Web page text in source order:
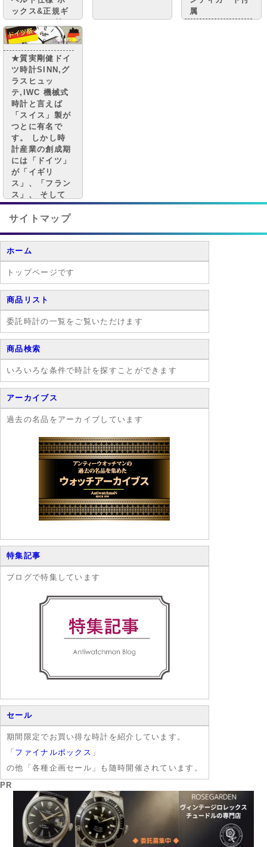
ックス&正規ギ
ャランティ付き
INGENIEUR・
IP-2103
属
★質実剛健ドイ
ツ時計SINN,グ
ラスヒュッ
テ,IWC 機械式
時計と言えば
「スイス」製が
つとに有名で
す。 しかし時
計産業の創成期
には「ドイツ」
が「イギリ
ス」、「フラン
ス」、 そして
「スイス」でさ
えも凌ぐほどの
たこともありま
した。 当時は
世界の中でも先
進的な時計の技
術開発に力を注
いでいました。
サイトマップ
ホーム
トップページです
商品リスト
委託時計の一覧をご覧いただけます
商品検索
いろいろな条件で時計を探すことができます
アーカイブス
過去の名品をアーカイブしています
特集記事
ブログで特集しています
セール
期間限定でお買い得な時計を紹介しています。
「 ファイナルボックス 」
の他「各種企画セール」も随時開催されています。
PR